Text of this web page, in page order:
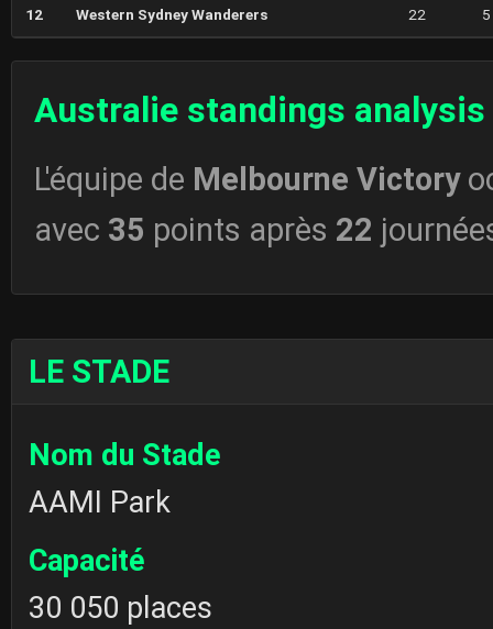
12 Western Sydney Wanderers 22 5
Australie standings analysis
L'équipe de Melbourne Victory
avec 35 points après 22
LE STADE
Nom du Stade
AAMI Park
Capacité
30 050 places